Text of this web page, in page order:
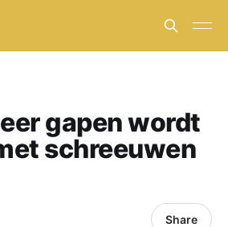
gapen wordt
schreeuwen
Share